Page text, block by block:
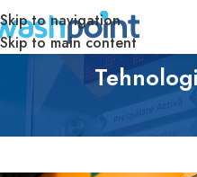
Skip to navigation
Skip to main content